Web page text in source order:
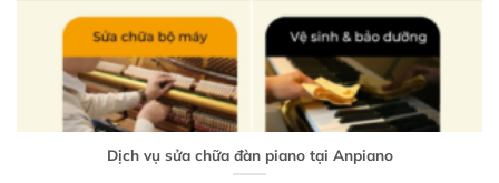
Dịch vụ sửa chữa đàn piano tại Anpiano